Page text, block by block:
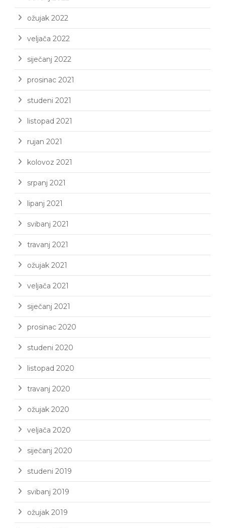
ožujak 2022
veljača 2022
siječanj 2022
prosinac 2021
studeni 2021
listopad 2021
rujan 2021
kolovoz 2021
srpanj 2021
lipanj 2021
svibanj 2021
travanj 2021
ožujak 2021
veljača 2021
siječanj 2021
prosinac 2020
studeni 2020
listopad 2020
travanj 2020
ožujak 2020
veljača 2020
siječanj 2020
studeni 2019
svibanj 2019
ožujak 2019